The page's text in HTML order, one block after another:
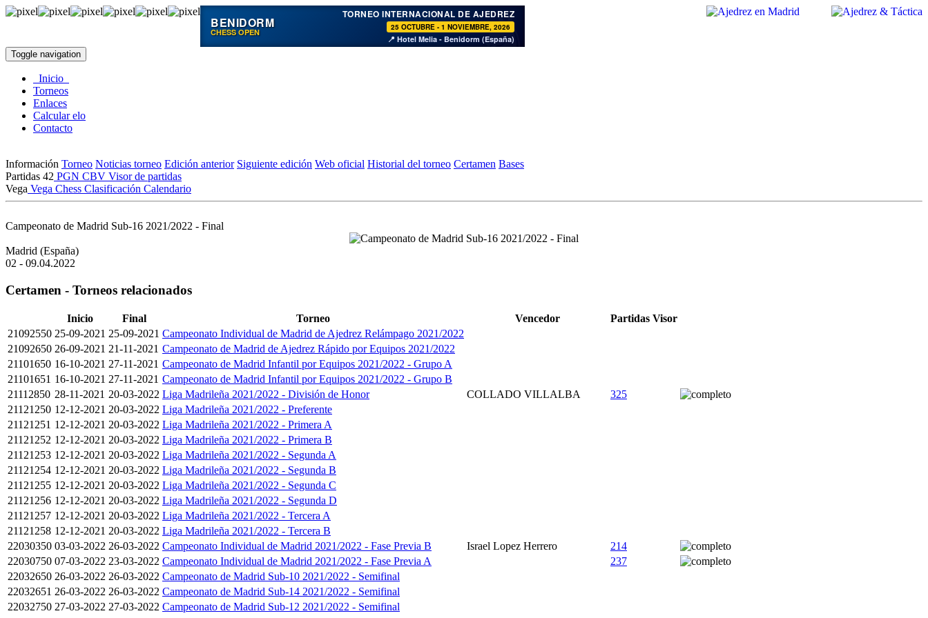
♞
BENIDORM
CHESS OPEN
TORNEO INTERNACIONAL DE AJEDREZ
25 OCTUBRE - 1 NOVIEMBRE, 2026
📍 Hotel Melia - Benidorm (España)
Toggle navigation
Inicio
Torneos
Enlaces
Calcular elo
Contacto
Información Torneo Noticias torneo Edición anterior Siguiente edición Web oficial Historial del torneo Certamen Bases
Partidas 42 PGN CBV Visor de partidas
Vega Vega Chess Clasificación Calendario
Campeonato de Madrid Sub-16 2021/2022 - Final
Madrid (España)
02 - 09.04.2022
Certamen - Torneos relacionados
Inicio Final Torneo Vencedor Partidas Visor
21092550 25-09-2021 25-09-2021 Campeonato Individual de Madrid de Ajedrez Relámpago 2021/2022
21092650 26-09-2021 21-11-2021 Campeonato de Madrid de Ajedrez Rápido por Equipos 2021/2022
21101650 16-10-2021 27-11-2021 Campeonato de Madrid Infantil por Equipos 2021/2022 - Grupo A
21101651 16-10-2021 27-11-2021 Campeonato de Madrid Infantil por Equipos 2021/2022 - Grupo B
21112850 28-11-2021 20-03-2022 Liga Madrileña 2021/2022 - División de Honor COLLADO VILLALBA
325
21121250 12-12-2021 20-03-2022 Liga Madrileña 2021/2022 - Preferente
21121251 12-12-2021 20-03-2022 Liga Madrileña 2021/2022 - Primera A
21121252 12-12-2021 20-03-2022 Liga Madrileña 2021/2022 - Primera B
21121253 12-12-2021 20-03-2022 Liga Madrileña 2021/2022 - Segunda A
21121254 12-12-2021 20-03-2022 Liga Madrileña 2021/2022 - Segunda B
21121255 12-12-2021 20-03-2022 Liga Madrileña 2021/2022 - Segunda C
21121256 12-12-2021 20-03-2022 Liga Madrileña 2021/2022 - Segunda D
21121257 12-12-2021 20-03-2022 Liga Madrileña 2021/2022 - Tercera A
21121258 12-12-2021 20-03-2022 Liga Madrileña 2021/2022 - Tercera B
22030350 03-03-2022 26-03-2022 Campeonato Individual de Madrid 2021/2022 - Fase Previa B Israel Lopez Herrero
214
22030750 07-03-2022 23-03-2022 Campeonato Individual de Madrid 2021/2022 - Fase Previa A
237
22032650 26-03-2022 26-03-2022 Campeonato de Madrid Sub-10 2021/2022 - Semifinal
22032651 26-03-2022 26-03-2022 Campeonato de Madrid Sub-14 2021/2022 - Semifinal
22032750 27-03-2022 27-03-2022 Campeonato de Madrid Sub-12 2021/2022 - Semifinal